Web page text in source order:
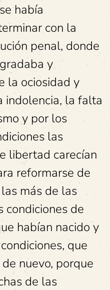
había
con la
penal, donde
y
la ociosidad y
indolencia, la falta
y por los
las
libertad carecían
reformarse de
más de las
condiciones de
habían nacido y
que
nuevo, porque
de las